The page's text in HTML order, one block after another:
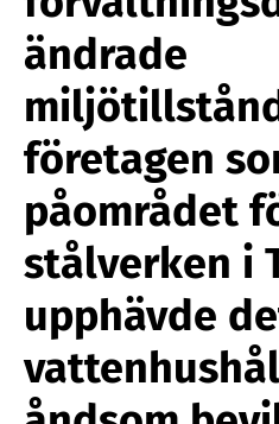
ändrade
företagen
påområdet
stålverken i
upphävde